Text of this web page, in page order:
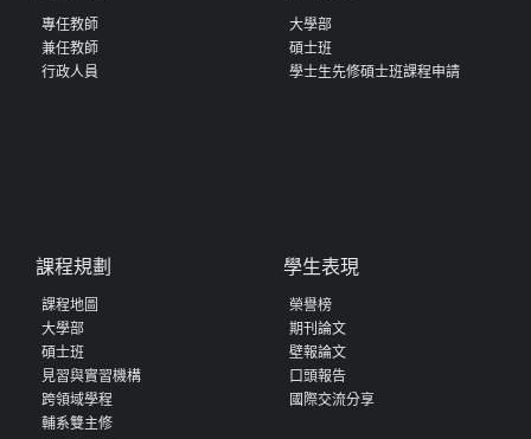
專任教師
兼任教師
行政人員
大學部
碩士班
學士生先修碩士班課程申請
課程規劃
課程地圖
大學部
碩士班
見習與實習機構
跨領域學程
輔系雙主修
學生表現
榮譽榜
期刊論文
壁報論文
口頭報告
國際交流分享